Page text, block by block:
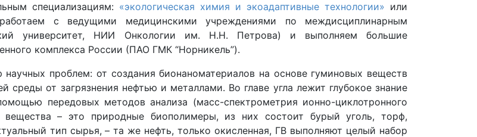
специализациям: «экологическая химия и экоадаптивные технологии» или
с ведущими медицинскими учреждениями по междисциплинарным
университет, НИИ Онкологии им. Н.Н. Петрова) и выполняем большие
комплекса России (ПАО ГМК “Норникель”).
проблем: от создания бионаноматериалов на основе гуминовых веществ
от загрязнения нефтью и металлами. Во главе угла лежит глубокое знание
передовых методов анализа (масс-спектрометрия ионно-циклотронного
вещества – это природные биополимеры, из них состоит бурый уголь, торф,
тип сырья, – та же нефть, только окисленная, ГВ выполняют целый набор